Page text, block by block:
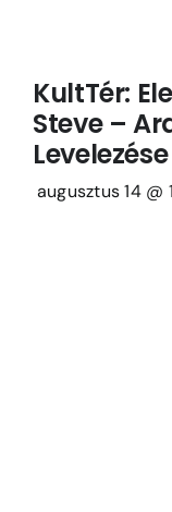
KultTér:
Steve –
Levelezése
augusztus 14 @